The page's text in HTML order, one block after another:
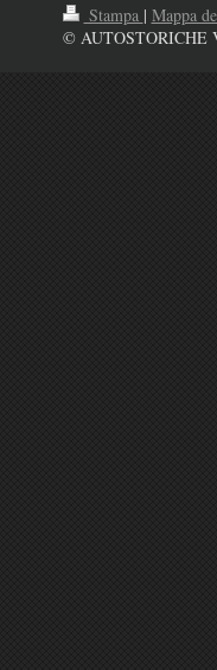
Stampa | Mappa
© AUTOSTORICHE